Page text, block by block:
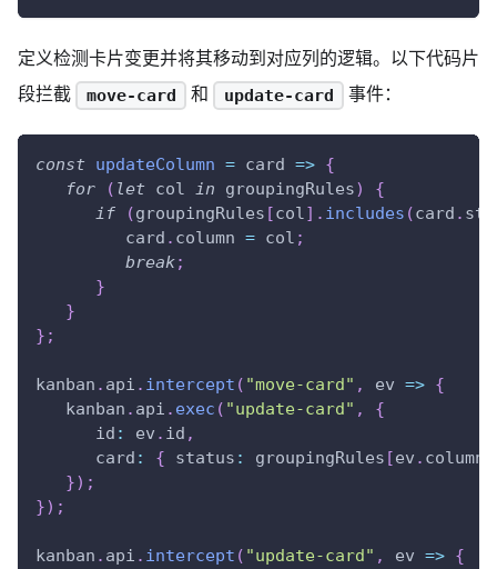
定义检测卡片变更并将其移动到对应列的逻辑。以下代码片
段拦截
move-card 和 update-card 事件：
const updateColumn = card => {
for
( let col in groupingRules)
{
if
(groupingRules [col] . includes (card .
         card
. column = col ;
break;
}
}
} ;
kanban . api . intercept ( "move-card" , ev => {
   kanban
. api . exec ( "update-card" ,
{
id : ev . id ,
card : { status : groupingRules [ev .
}) ;
}) ;
kanban . api . intercept ( "update-card" , ev => {